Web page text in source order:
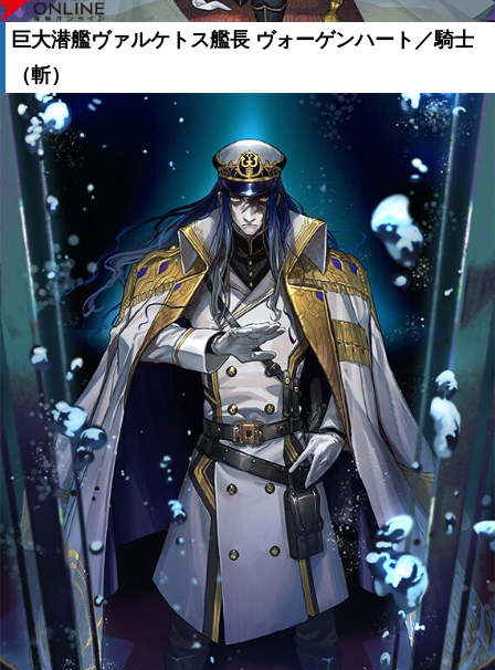
巨大潜艦ヴァルケトス艦長 ヴォーゲンハート／騎士
（斬）